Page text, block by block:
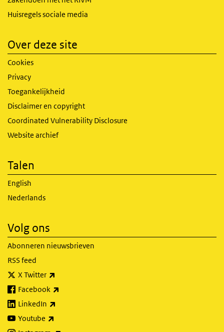
Huisregels sociale media
Over deze site
Cookies
Privacy
Toegankelijkheid
Disclaimer en copyright
Coordinated Vulnerability Disclosure
Website archief
Talen
English
Nederlands
Volg ons
Abonneren nieuwsbrieven
RSS feed
X Twitter
Facebook
LinkedIn
Youtube